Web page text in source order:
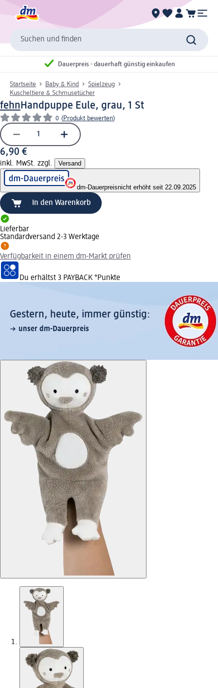
Suchen und finden
Dauerpreis - dauerhaft günstig einkaufen
Startseite Baby & Kind
Spielzeug
Kuscheltiere & Schmusetücher
fehn Handpuppe Eule, grau, 1 St
0 (Produkt bewerten)
6,90 €
inkl. MwSt. zzgl. Versand
dm-Dauerpreisnicht erhöht seit 22.09.2025
In den Warenkorb
Lieferbar
Standardversand 2-3 Werktage
Verfügbarkeit in einem dm-Markt prüfen
Du erhältst 3 PAYBACK °Punkte
Gestern, heute, immer günstig:
unser dm-Dauerpreis